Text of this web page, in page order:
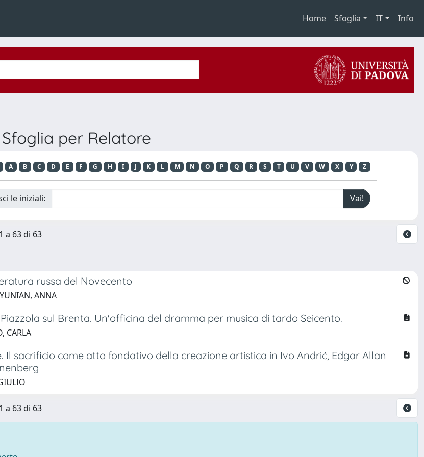
Home Sfoglia IT Info
Sfoglia per Relatore
A B C D E F G H I J K L M N O P Q R S T U V W X Y Z
le iniziali:
a 63 di 63
russa del Novecento
ANNA
sul Brenta. Un'officina del dramma per musica di tardo Seicento.
CARLA
Il sacrificio come atto fondativo della creazione artistica in Ivo Andrić, Edgar Allan
a 63 di 63